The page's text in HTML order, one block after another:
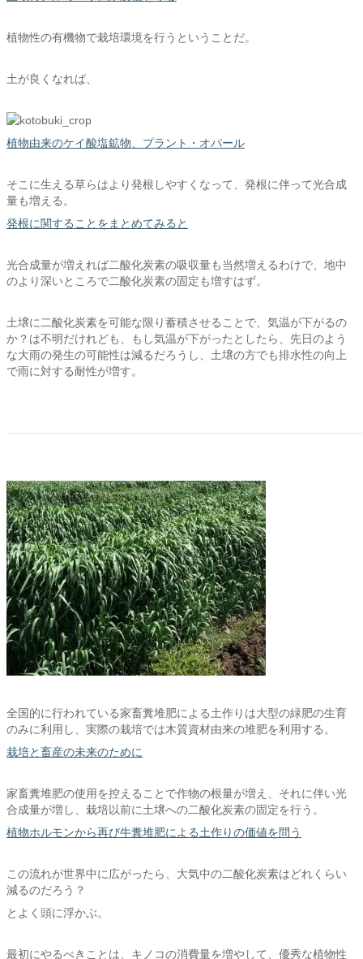
植物性の有機物で栽培環境を行うということだ。
土が良くなれば、
植物由来のケイ酸塩鉱物、プラント・オパール
そこに生える草らはより発根しやすくなって、発根に伴って光合成
量も増える。
発根に関することをまとめてみると
光合成量が増えれば二酸化炭素の吸収量も当然増えるわけで、地中
のより深いところで二酸化炭素の固定も増すはず。
土壌に二酸化炭素を可能な限り蓄積させることで、気温が下がるの
か？は不明だけれども、もし気温が下がったとしたら、先日のよう
な大雨の発生の可能性は減るだろうし、土壌の方でも排水性の向上
で雨に対する耐性が増す。
全国的に行われている家畜糞堆肥による土作りは大型の緑肥の生育
のみに利用し、実際の栽培では木質資材由来の堆肥を利用する。
栽培と畜産の未来のために
家畜糞堆肥の使用を控えることで作物の根量が増え、それに伴い光
合成量が増し、栽培以前に土壌への二酸化炭素の固定を行う。
植物ホルモンから再び牛糞堆肥による土作りの価値を問う
この流れが世界中に広がったら、大気中の二酸化炭素はどれくらい
減るのだろう？
とよく頭に浮かぶ。
最初にやるべきことは、キノコの消費量を増やして、優秀な植物性